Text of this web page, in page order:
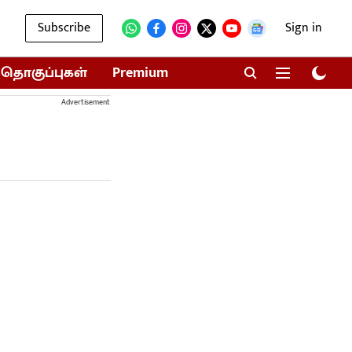
Subscribe Sign in
தொகுப்புகள் Premium
Advertisement